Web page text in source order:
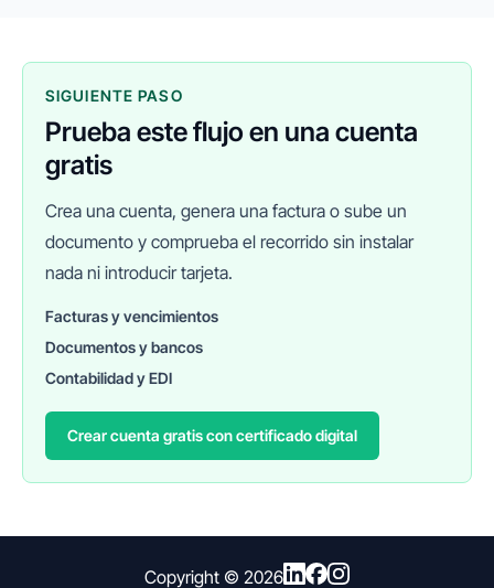
SIGUIENTE PASO
Prueba este flujo en una cuenta
gratis
Crea una cuenta, genera una factura o sube un
documento y comprueba el recorrido sin instalar
nada ni introducir tarjeta.
Facturas y vencimientos
Documentos y bancos
Contabilidad y EDI
Crear cuenta gratis con certificado digital
Copyright © 2026
FINANEDI
Hablemos ahora
Pedir información sobre FinanEDI